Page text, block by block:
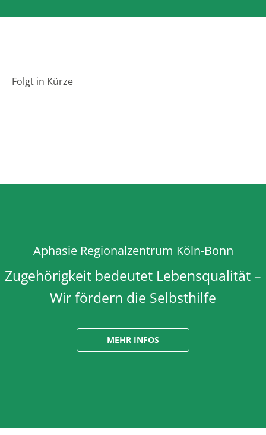
Folgt in Kürze
Aphasie Regionalzentrum Köln-Bonn
Zugehörigkeit bedeutet Lebensqualität –
Wir fördern die Selbsthilfe
MEHR INFOS